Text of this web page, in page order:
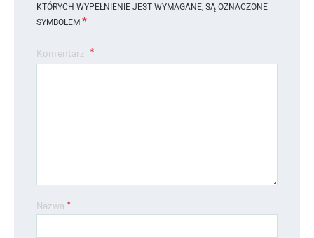
KTÓRYCH WYPEŁNIENIE JEST WYMAGANE, SĄ OZNACZONE
SYMBOLEM *
Komentarz
Nazwa*